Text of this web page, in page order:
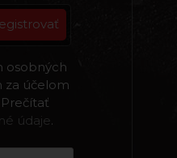
osobných
za účelom
údaje.